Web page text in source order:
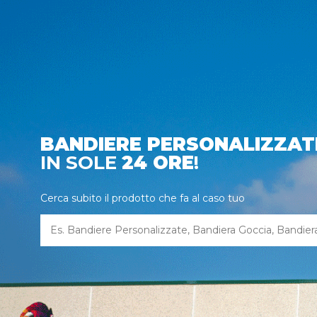
BANDIERE
IN SOLE24 ORE!
Cerca subito il prodotto che fa al caso tuo